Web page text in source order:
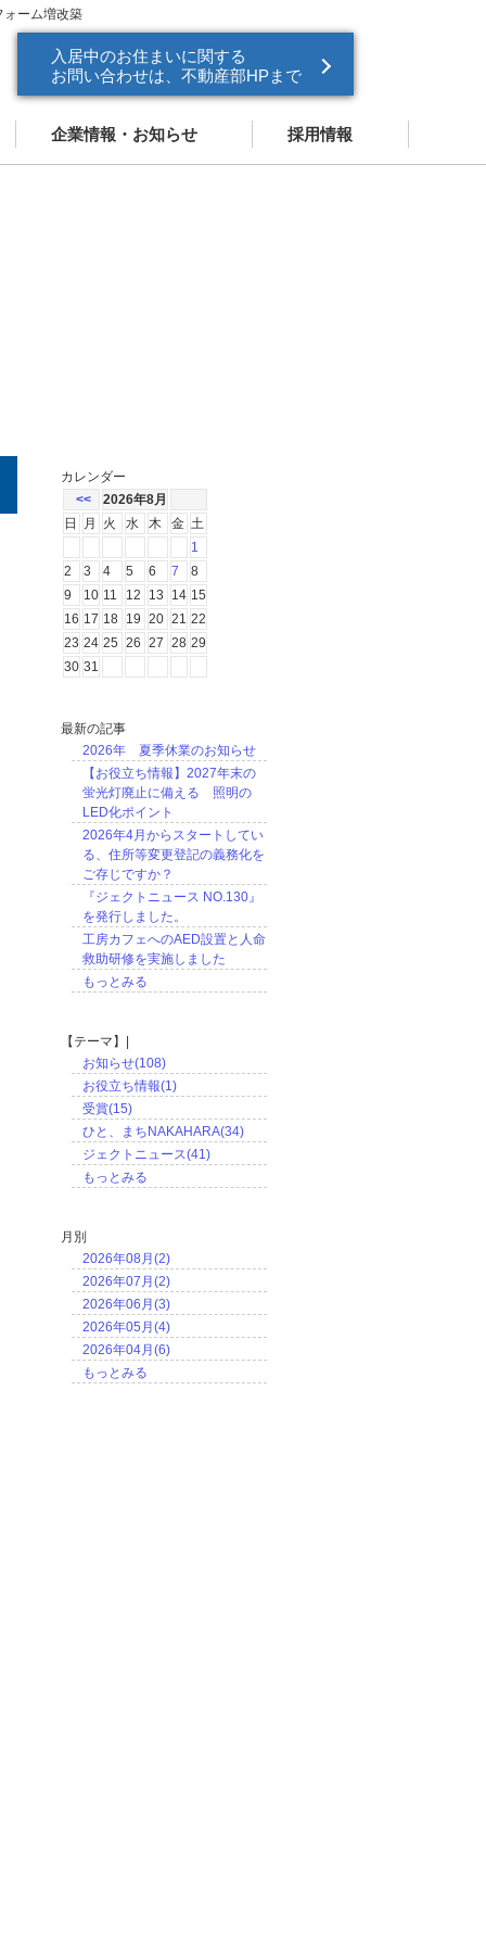
ォーム増改築
入居中のお住まいに関する
お問い合わせは、不動産部HPまで
企業情報・お知らせ
企業情報
採用情報
カレンダー
<<
2026年8月
日
月 火 水 木 金 土
1
2
3 4 5 6 7
8
9
10 11 12 13 14 15
16 17 18 19 20 21 22
23 24 25 26 27 28 29
30 31
最新の記事
2026年 夏季休業のお知らせ
【お役立ち情報】2027年末の
蛍光灯廃止に備える 照明の
LED化ポイント
2026年4月からスタートしてい
る、住所等変更登記の義務化を
ご存じですか？
『ジェクトニュース NO.130』
を発行しました。
工房カフェへのAED設置と人命
救助研修を実施しました
もっとみる
【テーマ】|
お知らせ(108)
お役立ち情報(1)
受賞(15)
ひと、まちNAKAHARA(34)
ジェクトニュース(41)
もっとみる
月別
2026年08月(2)
2026年07月(2)
2026年06月(3)
2026年05月(4)
2026年04月(6)
もっとみる